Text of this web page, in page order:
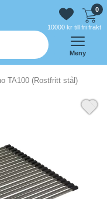
0
10000 kr till fri frakt
Meny
TA100 (Rostfritt stål)